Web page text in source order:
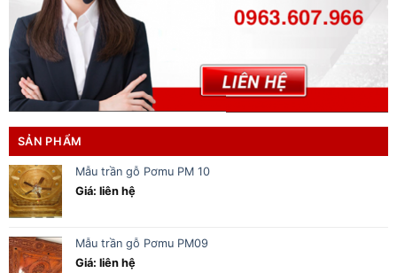
SẢN PHẨM
Mẫu trần gỗ Pơmu PM 10
Giá: liên hệ
Mẫu trần gỗ Pơmu PM09
Giá: liên hệ